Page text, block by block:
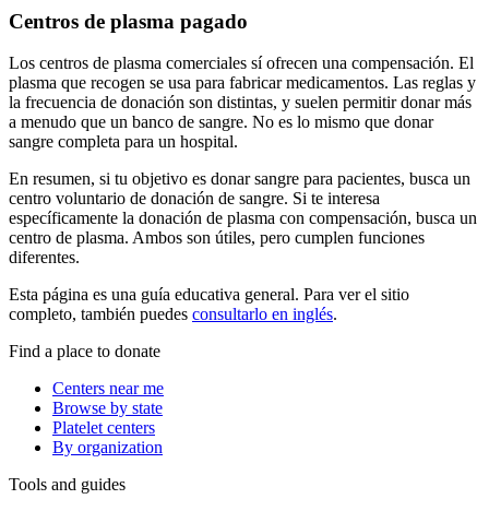
Centros de plasma pagado
Los centros de plasma comerciales sí ofrecen una compensación. El
plasma que recogen se usa para fabricar medicamentos. Las reglas y
la frecuencia de donación son distintas, y suelen permitir donar más
a menudo que un banco de sangre. No es lo mismo que donar
sangre completa para un hospital.
En resumen, si tu objetivo es donar sangre para pacientes, busca un
centro voluntario de donación de sangre. Si te interesa
específicamente la donación de plasma con compensación, busca un
centro de plasma. Ambos son útiles, pero cumplen funciones
diferentes.
Esta página es una guía educativa general. Para ver el sitio
completo, también puedes consultarlo en inglés.
Find a place to donate
Centers near me
Browse by state
Platelet centers
By organization
Tools and guides